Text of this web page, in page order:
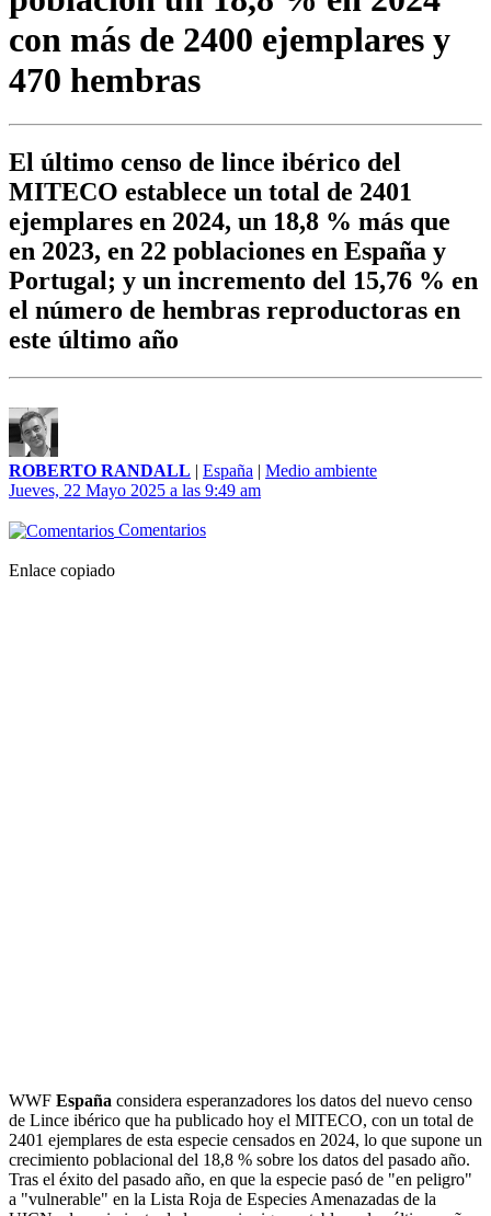
con más de 2400 ejemplares y
470 hembras
El último censo de lince ibérico del
MITECO establece un total de 2401
ejemplares en 2024, un 18,8 % más que
en 2023, en 22 poblaciones en España y
Portugal; y un incremento del 15,76 % en
el número de hembras reproductoras en
este último año
ROBERTO RANDALL | España | Medio ambiente
Jueves, 22 Mayo 2025 a las 9:49 am
Comentarios
Enlace copiado
WWF España considera esperanzadores los datos del nuevo censo
de Lince ibérico que ha publicado hoy el MITECO, con un total de
2401 ejemplares de esta especie censados en 2024, lo que supone un
crecimiento poblacional del 18,8 % sobre los datos del pasado año.
Tras el éxito del pasado año, en que la especie pasó de "en peligro"
a "vulnerable" en la Lista Roja de Especies Amenazadas de la